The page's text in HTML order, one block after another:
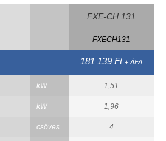
FXE-CH 131
FXECH131
181 139 Ft + ÁFA
kW 1,51
kW 1,96
csöves 4